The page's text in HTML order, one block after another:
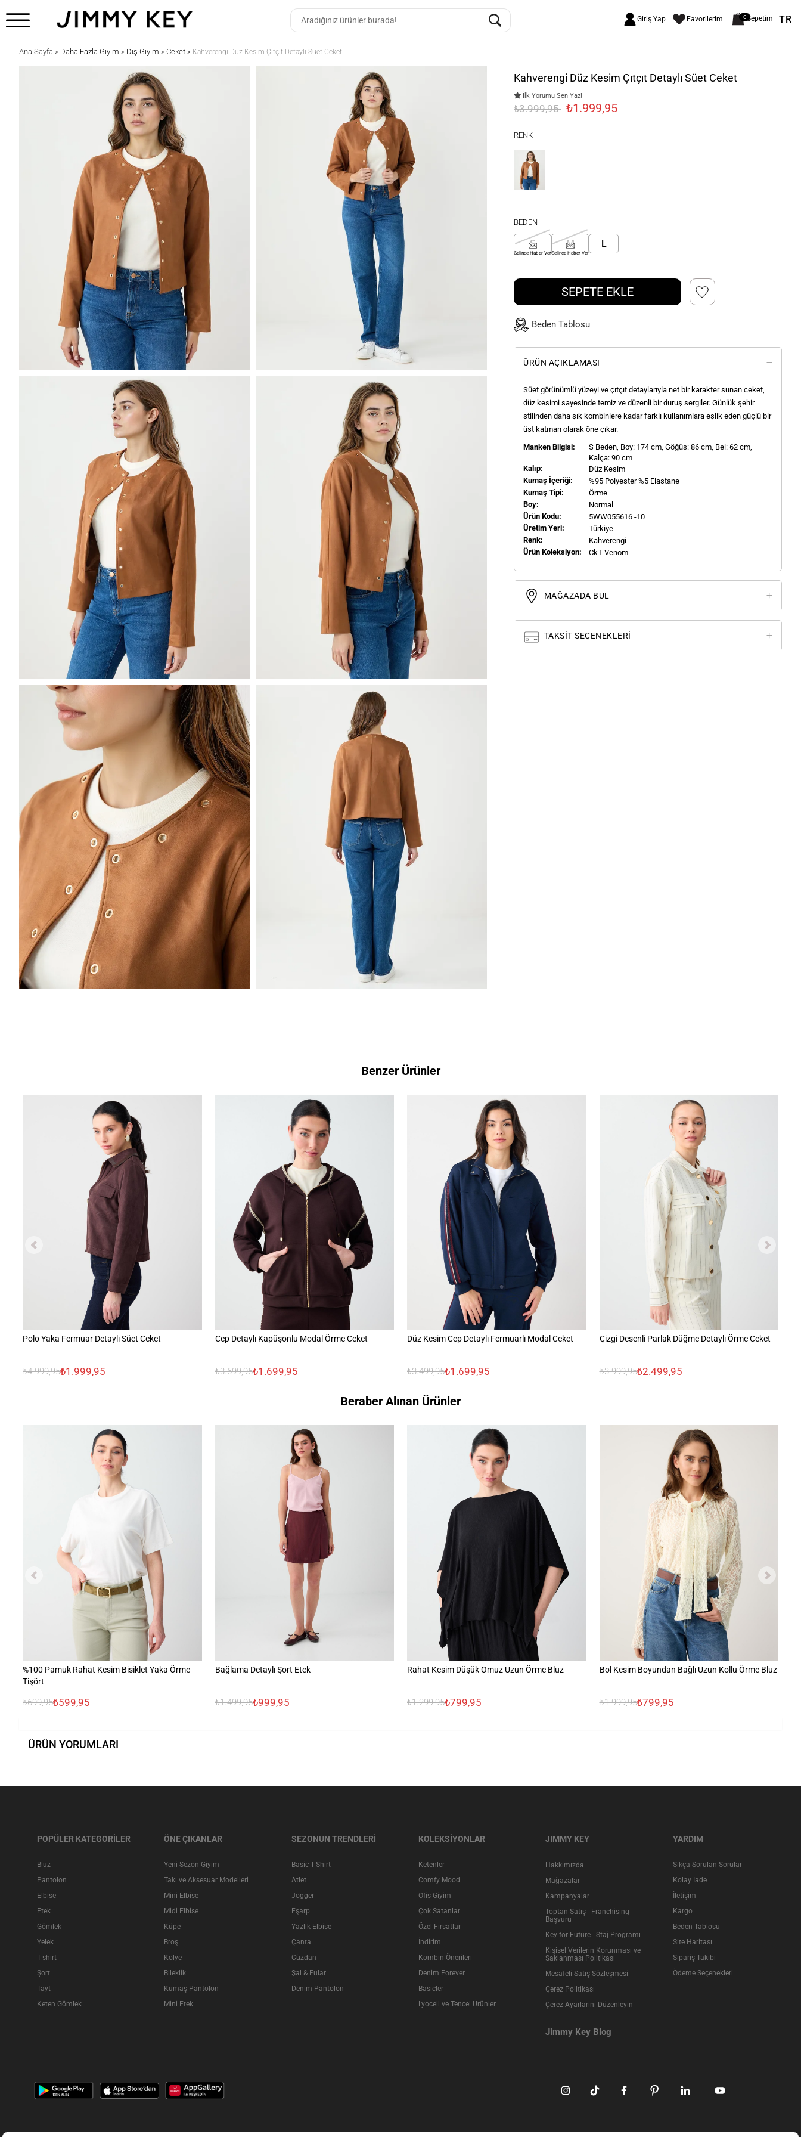
Giriş Yap Favorilerim 0Sepetim TR
Ana Sayfa > Daha Fazla Giyim > Dış Giyim > Ceket > Kahverengi Düz Kesim Çıtçıt Detaylı Süet Ceket
Kahverengi Düz Kesim Çıtçıt Detaylı Süet Ceket
İlk Yorumu Sen Yaz!
₺3.999,95 ₺1.999,95
RENK
BEDEN
S
Gelince Haber Ver
M
Gelince Haber Ver
L
SEPETE EKLE
Beden Tablosu
ÜRÜN AÇIKLAMASI
Süet görünümlü yüzeyi ve çıtçıt detaylarıyla net bir karakter sunan ceket,
düz kesimi sayesinde temiz ve düzenli bir duruş sergiler. Günlük şehir
stilinden daha şık kombinlere kadar farklı kullanımlara eşlik eden güçlü bir
üst katman olarak öne çıkar.
Manken Bilgisi:
S Beden, Boy: 174 cm, Göğüs: 86 cm, Bel: 62 cm,
Kalça: 90 cm
Kalıp:
Düz Kesim
Kumaş İçeriği:
%95 Polyester %5 Elastane
Kumaş Tipi:
Örme
Boy:
Normal
Ürün Kodu:
5WW055616 -10
Üretim Yeri:
Türkiye
Renk:
Kahverengi
Ürün Koleksiyon:
CkT-Venom
MAĞAZADA BUL
TAKSIT SEÇENEKLERI
Benzer Ürünler
Polo Yaka Fermuar Detaylı Süet Ceket
₺4.999,95₺1.999,95
Cep Detaylı Kapüşonlu Modal Örme Ceket
₺3.699,95₺1.699,95
Düz Kesim Cep Detaylı Fermuarlı Modal Ceket
₺3.499,95₺1.699,95
Çizgi Desenli Parlak Düğme Detaylı Örme Ceket
₺3.999,95₺2.499,95
Beraber Alınan Ürünler
%100 Pamuk Rahat Kesim Bisiklet Yaka Örme
Tişört
₺699,95₺599,95
Bağlama Detaylı Şort Etek
₺1.499,95₺999,95
Rahat Kesim Düşük Omuz Uzun Örme Bluz
₺1.299,95₺799,95
Bol Kesim Boyundan Bağlı Uzun Kollu Örme Bluz
₺1.999,95₺799,95
ÜRÜN YORUMLARI
POPÜLER KATEGORİLER
Bluz
Pantolon
Elbise
Etek
Gömlek
Yelek
T-shirt
Şort
Tayt
Keten Gömlek
ÖNE ÇIKANLAR
Yeni Sezon Giyim
Takı ve Aksesuar Modelleri
Mini Elbise
Midi Elbise
Küpe
Broş
Kolye
Bileklik
Kumaş Pantolon
Mini Etek
SEZONUN TRENDLERİ
Basic T-Shirt
Atlet
Jogger
Eşarp
Yazlık Elbise
Çanta
Cüzdan
Şal & Fular
Denim Pantolon
KOLEKSİYONLAR
Ketenler
Comfy Mood
Ofis Giyim
Çok Satanlar
Özel Fırsatlar
İndirim
Kombin Önerileri
Denim Forever
Basicler
Lyocell ve Tencel Ürünler
JIMMY KEY
Hakkımızda
Mağazalar
Kampanyalar
Toptan Satış - Franchising
Başvuru
Key for Future - Staj Programı
Kişisel Verilerin Korunması ve
Saklanması Politikası
Mesafeli Satış Sözleşmesi
Çerez Politikası
Çerez Ayarlarını Düzenleyin
Jimmy Key Blog
YARDIM
Sıkça Sorulan Sorular
Kolay İade
İletişim
Kargo
Beden Tablosu
Site Haritası
Sipariş Takibi
Ödeme Seçenekleri